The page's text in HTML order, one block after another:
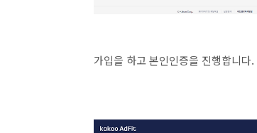
가입을 하고 본인인증을 진행합니다.